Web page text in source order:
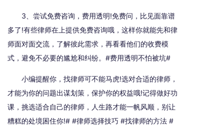
3、尝试免费咨询，费用透明!免费问，比见面靠谱
多了!有些律师在上提供免费咨询哦，这样你就能先和律
师面对面交流，了解彼此需求，再看看他们的收费模
式，避免不必要的尴尬和纠纷。#费用透明不怕被坑#
小编提醒你，找律师可不能马虎!选对合适的律师，
才能为你的问题出谋划策，保护你的权益哦!记得做好功
课，挑选适合自己的律师，人生路才能一帆风顺，别让
糟糕的处境困住你!# #律师选择技巧 #找律师的方法 #